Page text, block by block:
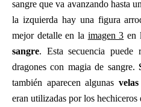
sangre que va avanzando hasta
la izquierda hay una figura
mejor detalle en la imagen 3 en
sangre. Esta secuencia
dragones con magia de sangre.
también aparecen algunas
eran utilizadas por los